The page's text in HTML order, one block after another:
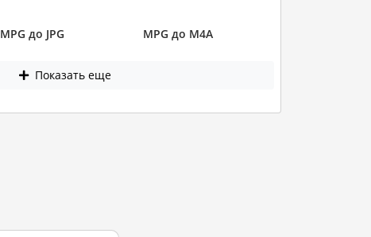
MPG до JPG MPG до M4A
Показать еще